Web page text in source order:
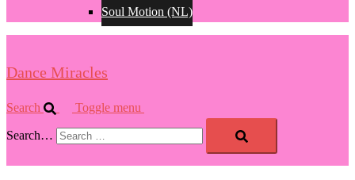
Soul Motion (NL)
Dance Miracles
Search Toggle menu
Search…